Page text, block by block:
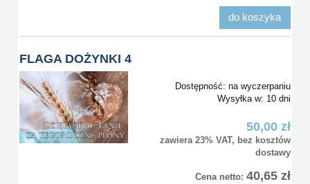
do koszyka
FLAGA DOŻYNKI 4
Dostępność: na wyczerpaniu
Wysyłka w: 10 dni
50,00 zł
zawiera 23% VAT, bez kosztów
dostawy
Cena netto: 40,65 zł